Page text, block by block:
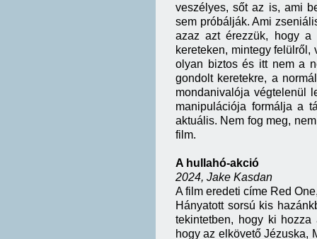
veszélyes, sőt az is, ami
sem próbálják. Ami
azaz azt érezzük, hogy
kereteken, mintegy
olyan biztos és itt nem a
gondolt keretekre, a
mondanivalója végtelenül
manipulációja formálja a
aktuális. Nem fog meg,
film.
A hullahó-akció
2024, Jake Kasdan
A film eredeti címe Red
Hányatott sorsú kis
tekintetben, hogy ki
hogy az elkövető Jézuska,